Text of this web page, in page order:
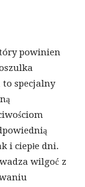
powinien
specjalny
i ciepłe dni.
wilgoć z